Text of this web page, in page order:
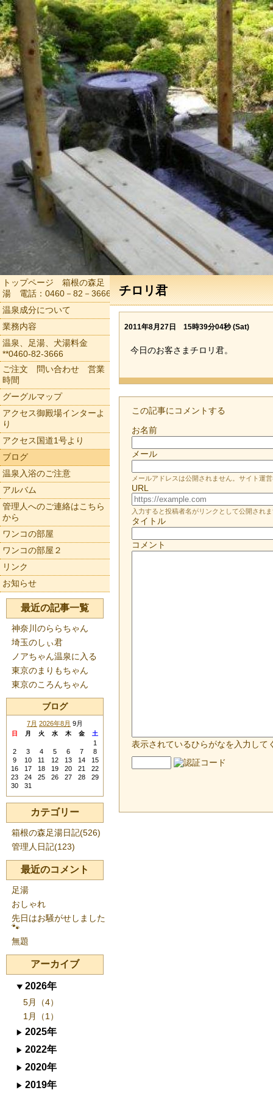
チロリ君
2011年8月27日 15時39分04秒 (Sat)
今日のお客さまチロリ君。
この記事にコメントする
お名前
メール
メールアドレスは公開されません。サイト運
URL
入力すると投稿者名がリンクとして公開され
タイトル
コメント
表示されているひらがなを入力して
トップページ 箱根の森足
湯 電話：0460－82－3666
温泉成分について
業務内容
温泉、足湯、犬湯料金
**0460-82-3666
ご注文 問い合わせ 営業
時間
グーグルマップ
アクセス御殿場インターよ
り
アクセス国道1号より
ブログ
温泉入浴のご注意
アルバム
管理人へのご連絡はこちら
から
ワンコの部屋
ワンコの部屋２
リンク
お知らせ
最近の記事一覧
神奈川のららちゃん
埼玉のしぃ君
ノアちゃん温泉に入る
東京のまりもちゃん
東京のころんちゃん
ブログ
7月 2026年8月 9月
日 月 火 水 木 金 土
1
2
3 4 5 6 7
8
9
10 11 12 13 14
15
16
17 18 19 20 21
22
23
24 25 26 27 28
29
30
31
カテゴリー
箱根の森足湯日記(526)
管理人日記(123)
最近のコメント
足湯
おしゃれ
先日はお騒がせしました
🐾
無題
アーカイブ
2026年
5月（4）
1月（1）
2025年
2022年
2020年
2019年